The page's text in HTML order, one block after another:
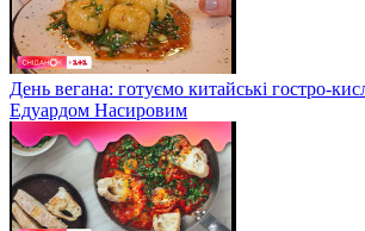
День вегана: готуємо китайські гостро-
Едуардом Насировим